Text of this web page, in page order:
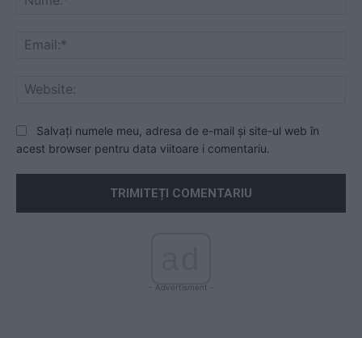
Salvați numele meu, adresa de e-mail și site-ul web în
acest browser pentru data viitoare i comentariu.
- Advertisment -